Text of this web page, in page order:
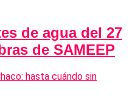
de agua del 27
de SAMEEP